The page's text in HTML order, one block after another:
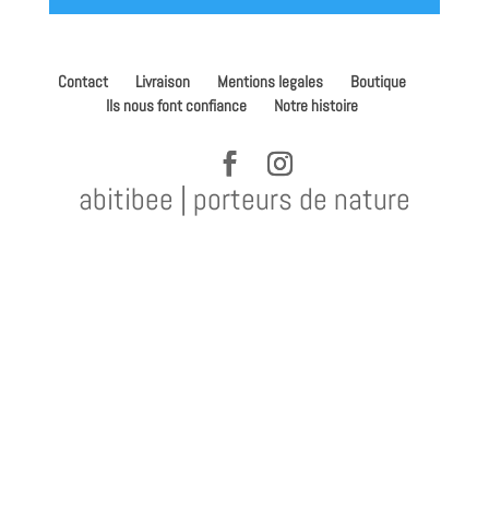
Contact Livraison Mentions legales
Boutique
Ils nous font confiance
Notre histoire
abitibee | porteurs de nature